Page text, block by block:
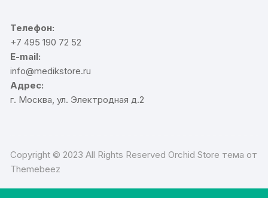
Телефон:
+7 495 190 72 52
E-mail:
info@medikstore.ru
Адрес:
г. Москва, ул. Электродная д.2
Copyright © 2023 All Rights Reserved Orchid Store тема от
Themebeez